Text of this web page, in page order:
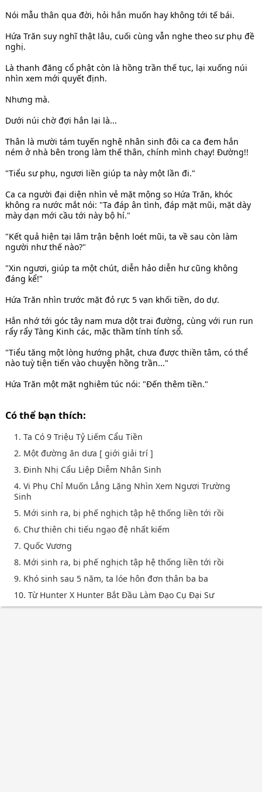
Nói mẫu thân qua đời, hỏi hắn muốn hay không tới tế bái.
Hứa Trăn suy nghĩ thật lâu, cuối cùng vẫn nghe theo sư phụ đề
nghị.
Là thanh đăng cổ phật còn là hồng trần thế tục, lại xuống núi
nhìn xem mới quyết định.
Nhưng mà.
Dưới núi chờ đợi hắn lại là...
Thân là mười tám tuyến nghệ nhân sinh đôi ca ca đem hắn
ném ở nhà bên trong làm thế thân, chính mình chạy! Đường!!
"Tiểu sư phụ, ngươi liền giúp ta này một lần đi."
Ca ca người đại diện nhìn vẻ mặt mộng so Hứa Trăn, khóc
không ra nước mắt nói: "Ta đáp ân tình, đáp mặt mũi, mặt dày
mày dạn mới cầu tới này bộ hí."
"Kết quả hiện tại lâm trận bệnh loét mũi, ta về sau còn làm
người như thế nào?"
"Xin ngươi, giúp ta một chút, diễn hảo diễn hư cũng không
đáng kể!"
Hứa Trăn nhìn trước mặt đỏ rực 5 vạn khối tiền, do dự.
Hắn nhớ tới góc tây nam mưa dột trai đường, cùng với run run
rẩy rẩy Tàng Kinh các, mặc thầm tính tính sổ.
"Tiểu tăng một lòng hướng phật, chưa được thiền tâm, có thể
nào tuỳ tiện tiến vào chuyện hồng trần..."
Hứa Trăn một mặt nghiêm túc nói: "Đến thêm tiền."
Có thể bạn thích:
1. Ta Có 9 Triệu Tỷ Liếm Cẩu Tiền
2. Một đường ăn dưa [ giới giải trí ]
3. Đinh Nhị Cẩu Liệp Diễm Nhân Sinh
4. Vi Phụ Chỉ Muốn Lẳng Lặng Nhìn Xem Ngươi Trường
Sinh
5. Mới sinh ra, bị phế nghịch tập hệ thống liền tới rồi
6. Chư thiên chi tiếu ngạo đệ nhất kiếm
7. Quốc Vương
8. Mới sinh ra, bị phế nghịch tập hệ thống liền tới rồi
9. Khó sinh sau 5 năm, ta lóe hôn đơn thân ba ba
10. Từ Hunter X Hunter Bắt Đầu Làm Đạo Cụ Đại Sư